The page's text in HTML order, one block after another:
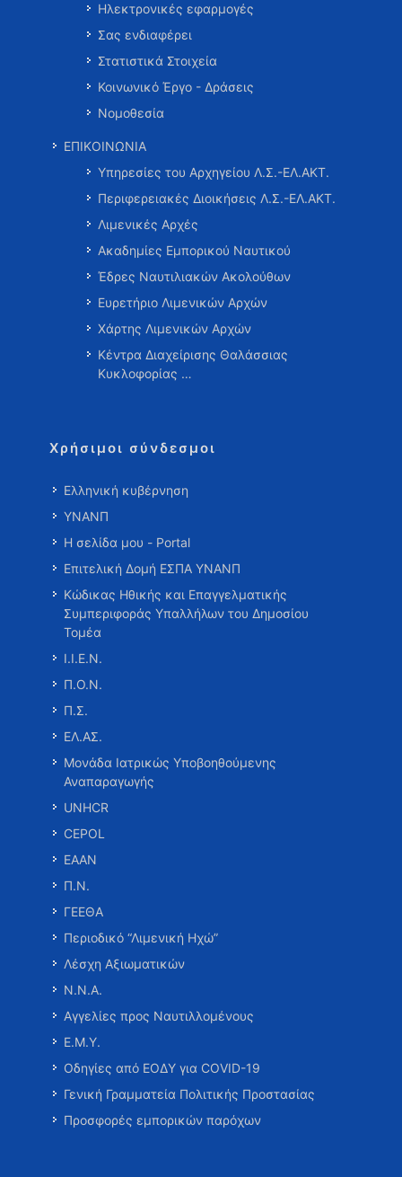
Ηλεκτρονικές εφαρμογές
Σας ενδιαφέρει
Στατιστικά Στοιχεία
Κοινωνικό Έργο - Δράσεις
Νομοθεσία
ΕΠΙΚΟΙΝΩΝΙΑ
Υπηρεσίες του Αρχηγείου Λ.Σ.-ΕΛ.ΑΚΤ.
Περιφερειακές Διοικήσεις Λ.Σ.-ΕΛ.ΑΚΤ.
Λιμενικές Αρχές
Ακαδημίες Εμπορικού Ναυτικού
Έδρες Ναυτιλιακών Ακολούθων
Ευρετήριο Λιμενικών Αρχών
Χάρτης Λιμενικών Αρχών
Κέντρα Διαχείρισης Θαλάσσιας
Κυκλοφορίας …
Χρήσιμοι σύνδεσμοι
Ελληνική κυβέρνηση
ΥΝΑΝΠ
Η σελίδα μου - Portal
Επιτελική Δομή ΕΣΠΑ ΥΝΑΝΠ
Κώδικας Ηθικής και Επαγγελματικής
Συμπεριφοράς Υπαλλήλων του Δημοσίου
Τομέα
Ι.Ι.Ε.Ν.
Π.Ο.Ν.
Π.Σ.
ΕΛ.ΑΣ.
Μονάδα Ιατρικώς Υποβοηθούμενης
Αναπαραγωγής
UNHCR
CEPOL
ΕΑΑΝ
Π.Ν.
ΓΕΕΘΑ
Περιοδικό “Λιμενική Ηχώ”
Λέσχη Αξιωματικών
Ν.Ν.Α.
Αγγελίες προς Ναυτιλλομένους
Ε.Μ.Υ.
Οδηγίες από ΕΟΔΥ για COVID-19
Γενική Γραμματεία Πολιτικής Προστασίας
Προσφορές εμπορικών παρόχων